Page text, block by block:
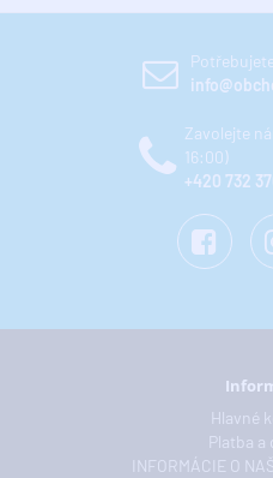
Zavolejte
16:00)
+420 732
Hlavné
Platba a
INFORMÁCIE O